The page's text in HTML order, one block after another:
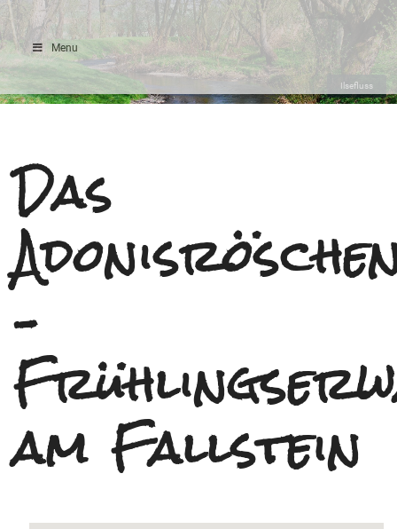
Menu
Ilsefluss
Das
–
am Fallstein